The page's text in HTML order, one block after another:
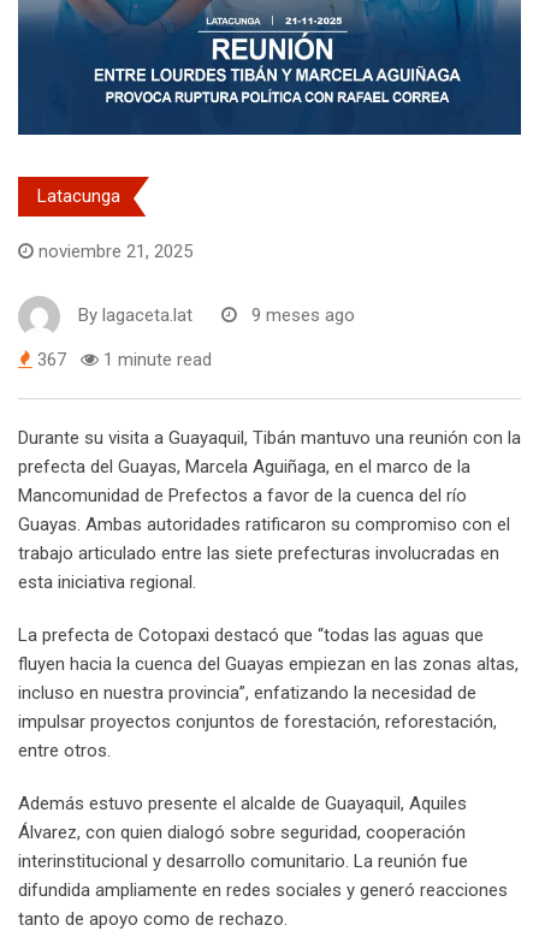
Latacunga
noviembre 21, 2025
By lagaceta.lat 9 meses ago
367 1 minute read
Durante su visita a Guayaquil, Tibán mantuvo una reunión con la
prefecta del Guayas, Marcela Aguiñaga, en el marco de la
Mancomunidad de Prefectos a favor de la cuenca del río
Guayas. Ambas autoridades ratificaron su compromiso con el
trabajo articulado entre las siete prefecturas involucradas en
esta iniciativa regional.
La prefecta de Cotopaxi destacó que “todas las aguas que
fluyen hacia la cuenca del Guayas empiezan en las zonas altas,
incluso en nuestra provincia”, enfatizando la necesidad de
impulsar proyectos conjuntos de forestación, reforestación,
entre otros.
Además estuvo presente el alcalde de Guayaquil, Aquiles
Álvarez, con quien dialogó sobre seguridad, cooperación
interinstitucional y desarrollo comunitario. La reunión fue
difundida ampliamente en redes sociales y generó reacciones
tanto de apoyo como de rechazo.